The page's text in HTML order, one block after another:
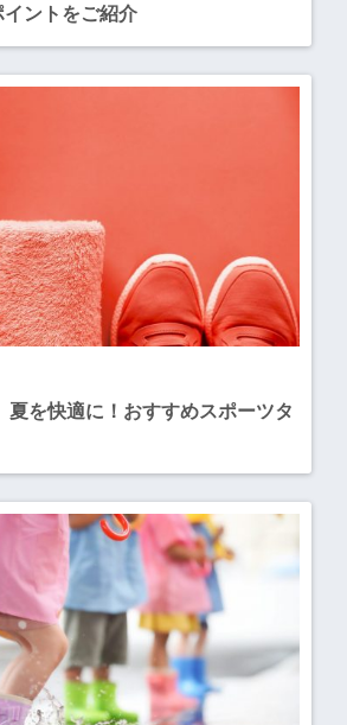
イントをご紹介
夏を快適に！おすすめスポーツタ